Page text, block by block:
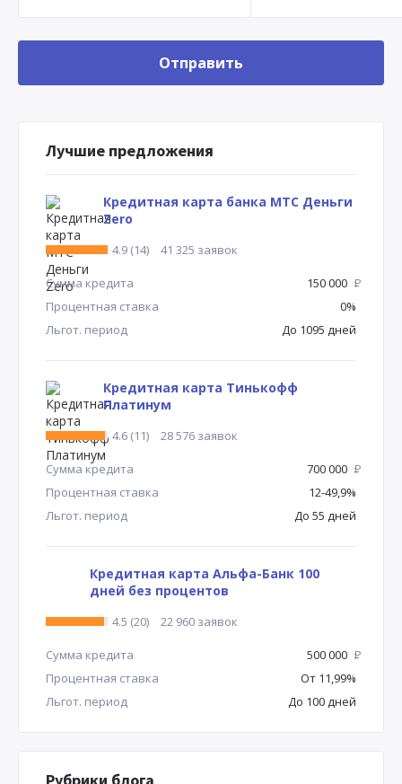
Лучшие предложения
Кредитная карта банка МТС Деньги
Zero
4.9 (14) 41 325 заявок
Сумма кредита 150 000 Р
Процентная ставка
0%
Льгот. период
До 1095 дней
Кредитная карта Тинькофф
Платинум
4.6 (11) 28 576 заявок
Сумма кредита 700 000 Р
Процентная ставка
12-49,9%
Льгот. период
До 55 дней
Кредитная карта Альфа-Банк 100
дней без процентов
4.5 (20) 22 960 заявок
Сумма кредита 500 000 Р
Процентная ставка
От 11,99%
Льгот. период
До 100 дней
Рубрики блога